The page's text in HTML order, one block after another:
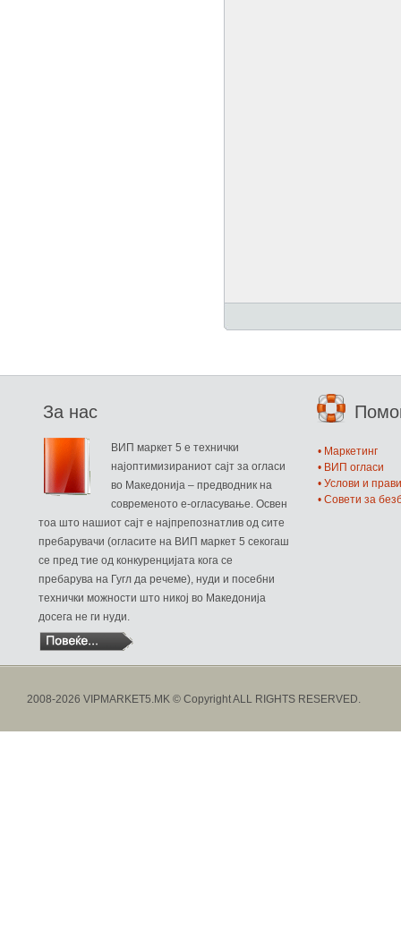
За нас
ВИП маркет 5 е технички
најоптимизираниот сајт за огласи
во Македонија – предводник на
современото е-огласување. Освен
тоа што нашиот сајт е најпрепознатлив од сите
пребарувачи (огласите на ВИП маркет 5 секогаш
се пред тие од конкуренцијата кога се
пребарува на Гугл да речеме), нуди и посебни
технички можности што никој во Македонија
досега не ги нуди.
• Маркетинг
• ВИП огласи
• Услови и
• Совети за
2008-2026 VIPMARKET5.MK © Copyright ALL RIGHTS RESERVED.